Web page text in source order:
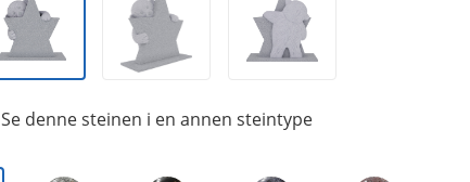
Se denne steinen i en annen steintype